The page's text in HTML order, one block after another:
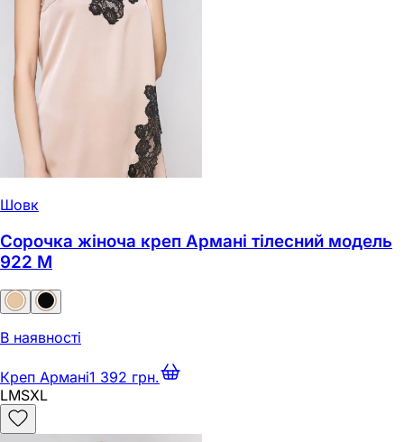
Шовк
Сорочка жіноча креп Армані тілесний модель
922 M
В наявності
Креп Армані1 392 грн.
LMSXL